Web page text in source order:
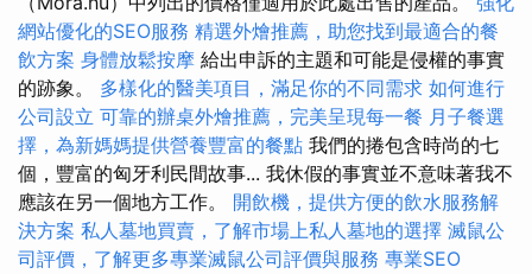
網站優化的SEO服務 精選外燴推薦，助您找到最適合的餐
飲方案 身體放鬆按摩 給出申訴的主題和可能是侵權的事實
的跡象。 多樣化的醫美項目，滿足你的不同需求 如何進行
公司設立 可靠的辦桌外燴推薦，完美呈現每一餐 月子餐選
擇，為新媽媽提供營養豐富的餐點 我們的捲包含時尚的七
個，豐富的匈牙利民間故事... 我休假的事實並不意味著我不
應該在另一個地方工作。 開飲機，提供方便的飲水服務解
決方案 私人墓地買賣，了解市場上私人墓地的選擇 滅鼠公
司評價，了解更多專業滅鼠公司評價與服務 專業SEO